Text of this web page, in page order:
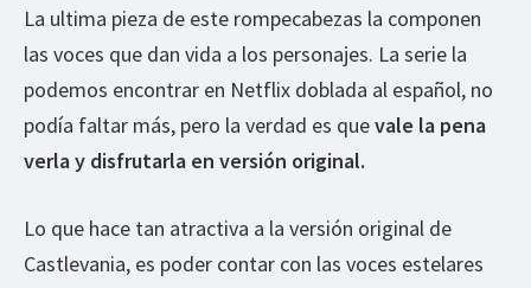
La ultima pieza de este rompecabezas la componen
las voces que dan vida a los personajes. La serie la
podemos encontrar en Netflix doblada al español, no
podía faltar más, pero la verdad es quevale la pena
verla y disfrutarla en versión original.
Lo que hace tan atractiva a la versión original de
Castlevania, es poder contar con las voces estelares